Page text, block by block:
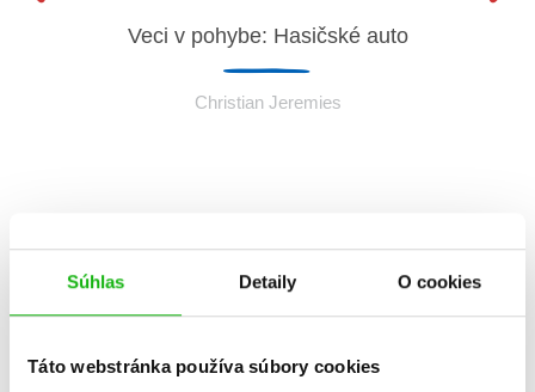
Súhlas Detaily O cookies
Táto webstránka používa súbory cookies
Veci v pohybe: Hasičské auto
Christian Jeremies